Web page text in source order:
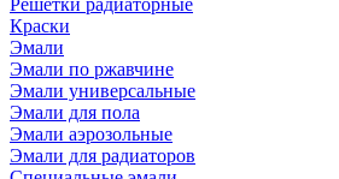
Решетки радиаторные
Краски
Эмали
Эмали по ржавчине
Эмали универсальные
Эмали для пола
Эмали аэрозольные
Эмали для радиаторов